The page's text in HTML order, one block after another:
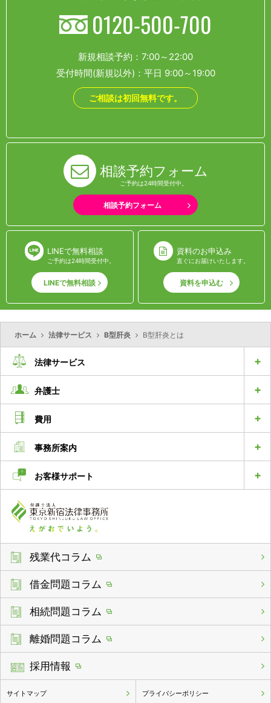
0120-500-700
新規相談予約：7:00～22:00
受付時間(新規以外)：平日 9:00～19:00
ご相談は初回無料です。
相談予約フォーム
ご予約は24時間受付中。
相談予約フォーム
LINEで無料相談
ご予約は24時間受付中。
LINEで無料相談
資料のお申込み
直ぐにお届けいたします。
資料を申込む
ホーム 法律サービス B型肝炎 B型肝炎とは
法律サービス
弁護士
費用
事務所案内
お客様サポート
残業代コラム
借金問題コラム
相続問題コラム
離婚問題コラム
採用情報
サイトマップ プライバシーポリシー